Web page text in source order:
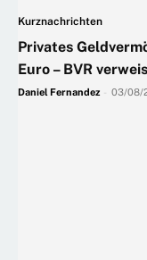
Kurznachrichten
Privates
Euro – BVR
Daniel Fernandez 03/08/